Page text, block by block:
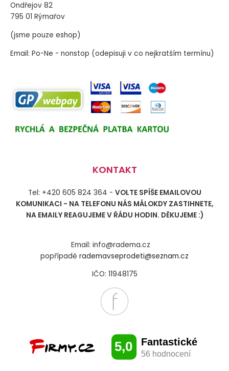
Ondřejov 82
795 01 Rýmařov
(jsme pouze eshop)
Email: Po-Ne - nonstop (odepisuji v co nejkratším termínu)
KONTAKT
Tel: +420 605 824 364 - VOLTE SPÍŠE EMAILOVOU
KOMUNIKACI - NA TELEFONU NÁS MÁLOKDY ZASTIHNETE,
NA EMAILY REAGUJEME V ŘÁDU HODIN. DĚKUJEME :)
Email: info@radema.cz
popřípadě rademavseprodeti@seznam.cz
IČO: 11948175